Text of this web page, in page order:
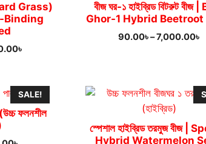
Grass)
Binding
৳Current
400.00৳.
বীজ ঘর-১ হাইব্রিড বিটরুট বীজ
Ghor-1 Hybrid Beetroot
90.00৳–7,000.00৳
SALE!
ফলনশীল
স্পেশাল হাইব্রিড তরমুজ বীজ |
Hybrid Watermelon